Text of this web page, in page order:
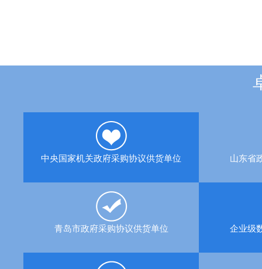
中央国家机关政府采购协议供货单位 山东省
青岛市政府采购协议供货单位 企业级